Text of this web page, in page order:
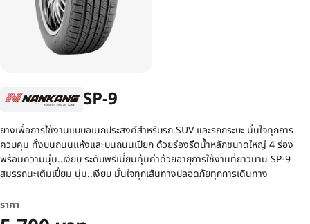
SP-9
ยางเพื่อการใช้งานแบบอเนกประสงค์สำหรับรถ SUV และรถกระบะ มั่นใจทุกการ
ควบคุม ทั้งบนถนนแห้งและบนถนนเปียก ด้วยร่องรีดน้ำหลักขนาดใหญ่ 4 ร่อง
พร้อมความนุ่ม..เงียบ ระดับพรีเมี่ยมคุ้มค่าด้วยอายุการใช้งานที่ยาวนาน SP-9
สมรรถนะเต็มเปี่ยม นุ่ม..เงียบ มั่นใจทุกเส้นทางปลอดภัยทุกการเดินทาง
ราคา